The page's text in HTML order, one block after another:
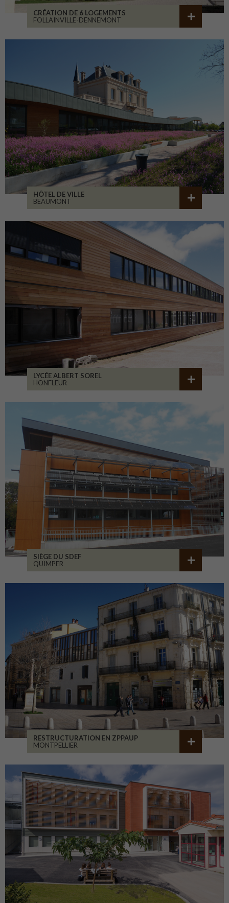
CRÉATION DE 6 LOGEMENTS
FOLLAINVILLE-DENNEMONT
HÔTEL DE VILLE
BEAUMONT
LYCÉE ALBERT SOREL
HONFLEUR
SIÈGE DU SDEF
QUIMPER
RESTRUCTURATION EN ZPPAUP
MONTPELLIER